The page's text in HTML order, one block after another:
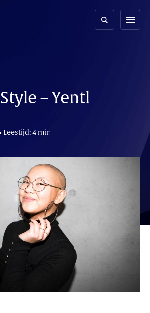
menu
– Yentl
Leestijd: 4 min